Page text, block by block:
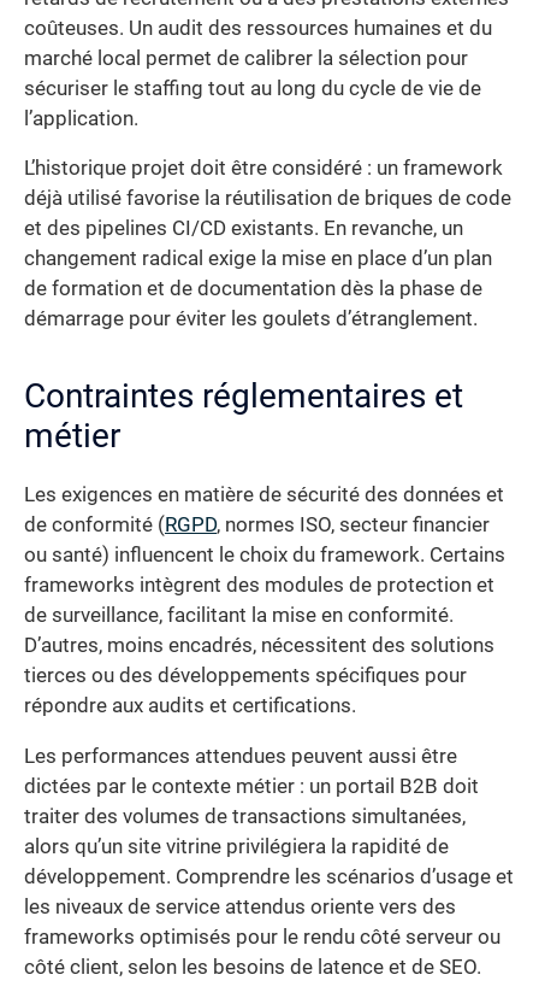
coûteuses. Un audit des ressources humaines et du
marché local permet de calibrer la sélection pour
sécuriser le staffing tout au long du cycle de vie de
l’application.
L’historique projet doit être considéré : un framework
déjà utilisé favorise la réutilisation de briques de code
et des pipelines CI/CD existants. En revanche, un
changement radical exige la mise en place d’un plan
de formation et de documentation dès la phase de
démarrage pour éviter les goulets d’étranglement.
Contraintes réglementaires et
métier
Les exigences en matière de sécurité des données et
de conformité ( RGPD, normes ISO, secteur financier
ou santé) influencent le choix du framework. Certains
frameworks intègrent des modules de protection et
de surveillance, facilitant la mise en conformité.
D’autres, moins encadrés, nécessitent des solutions
tierces ou des développements spécifiques pour
répondre aux audits et certifications.
Les performances attendues peuvent aussi être
dictées par le contexte métier : un portail B2B doit
traiter des volumes de transactions simultanées,
alors qu’un site vitrine privilégiera la rapidité de
développement. Comprendre les scénarios d’usage et
les niveaux de service attendus oriente vers des
frameworks optimisés pour le rendu côté serveur ou
côté client, selon les besoins de latence et de SEO.